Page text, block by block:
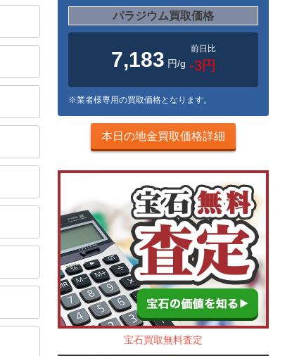
パラジウム買取価格
7,183 円/g
前日比
-3円
※業者様専用の買取価格となります。
本日の地金買取価格詳細
宝石買取無料査定